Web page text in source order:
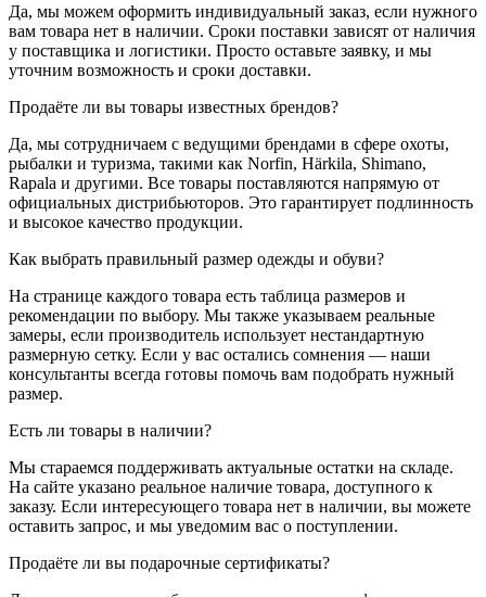
Да, мы можем оформить индивидуальный заказ, если нужного
вам товара нет в наличии. Сроки поставки зависят от наличия
у поставщика и логистики. Просто оставьте заявку, и мы
уточним возможность и сроки доставки.
Продаёте ли вы товары известных брендов?
Да, мы сотрудничаем с ведущими брендами в сфере охоты,
рыбалки и туризма, такими как Norfin, Härkila, Shimano,
Rapala и другими. Все товары поставляются напрямую от
официальных дистрибьюторов. Это гарантирует подлинность
и высокое качество продукции.
Как выбрать правильный размер одежды и обуви?
На странице каждого товара есть таблица размеров и
рекомендации по выбору. Мы также указываем реальные
замеры, если производитель использует нестандартную
размерную сетку. Если у вас остались сомнения — наши
консультанты всегда готовы помочь вам подобрать нужный
размер.
Есть ли товары в наличии?
Мы стараемся поддерживать актуальные остатки на складе.
На сайте указано реальное наличие товара, доступного к
заказу. Если интересующего товара нет в наличии, вы можете
оставить запрос, и мы уведомим вас о поступлении.
Продаёте ли вы подарочные сертификаты?